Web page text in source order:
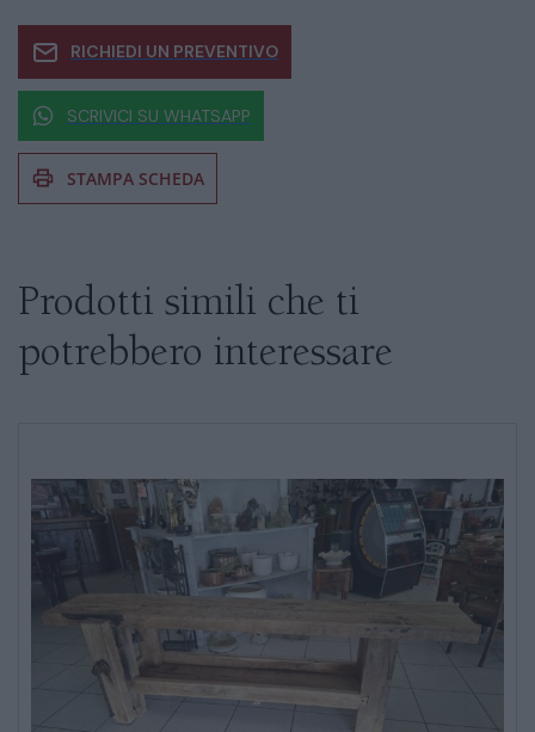
RICHIEDI UN PREVENTIVO
SCRIVICI SU WHATSAPP
STAMPA SCHEDA
esitate a chiedere informazioni
Prodotti simili che ti
potrebbero interessare